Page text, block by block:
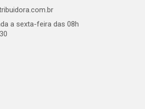
a sexta-feira das 08h